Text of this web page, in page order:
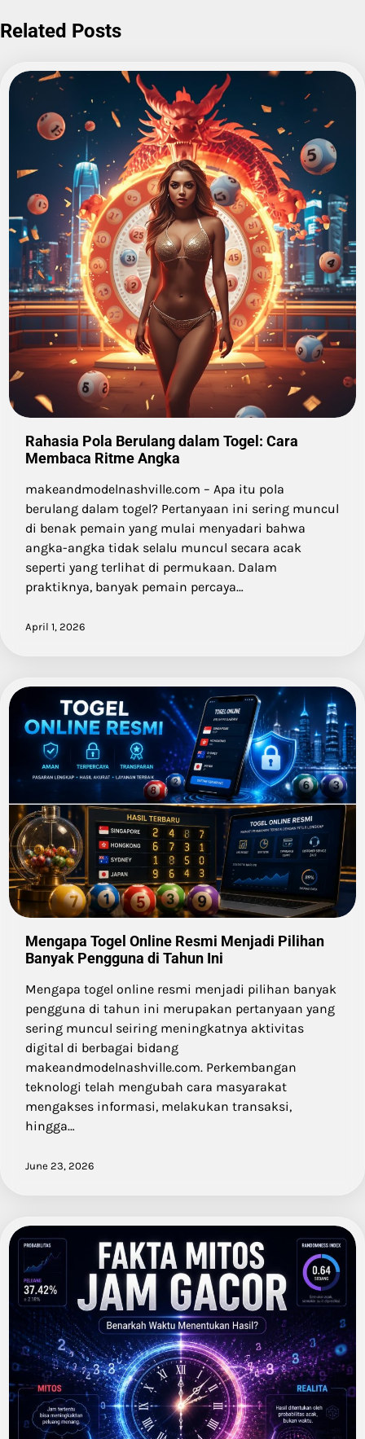
Related Posts
Rahasia Pola Berulang dalam Togel: Cara
Membaca Ritme Angka
makeandmodelnashville.com – Apa itu pola
berulang dalam togel? Pertanyaan ini sering muncul
di benak pemain yang mulai menyadari bahwa
angka-angka tidak selalu muncul secara acak
seperti yang terlihat di permukaan. Dalam
praktiknya, banyak pemain percaya…
April 1, 2026
Mengapa Togel Online Resmi Menjadi Pilihan
Banyak Pengguna di Tahun Ini
Mengapa togel online resmi menjadi pilihan banyak
pengguna di tahun ini merupakan pertanyaan yang
sering muncul seiring meningkatnya aktivitas
digital di berbagai bidang
makeandmodelnashville.com. Perkembangan
teknologi telah mengubah cara masyarakat
mengakses informasi, melakukan transaksi,
hingga…
June 23, 2026